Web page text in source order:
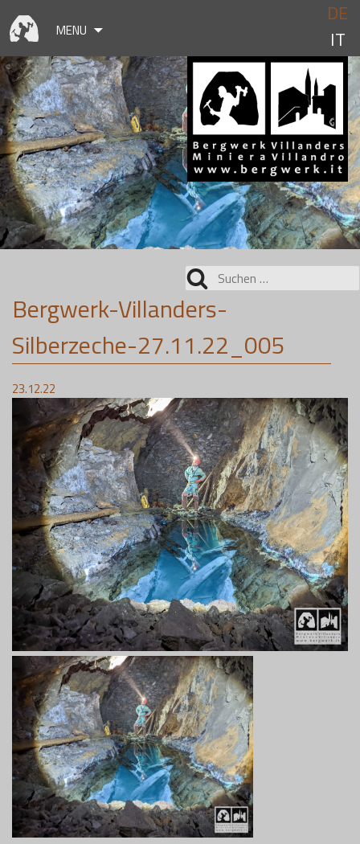
to
content
MENU
DE
IT
Suchen
nach:
Bergwerk-Villanders-
Silberzeche-27.11.22_005
23.12.22